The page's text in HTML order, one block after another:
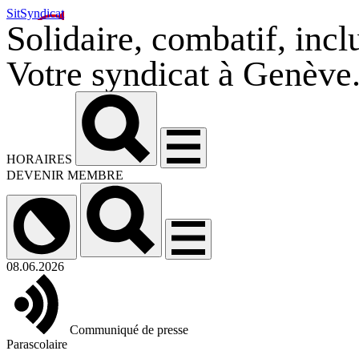
SitSyndicat
Solidaire, combatif,
Votre syndicat à Genève.
HORAIRES
DEVENIR MEMBRE
08.06.2026
Communiqué de presse
Parascolaire